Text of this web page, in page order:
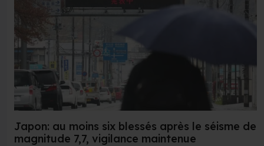
Japon: au moins six blessés après le séisme de
magnitude 7,7, vigilance maintenue